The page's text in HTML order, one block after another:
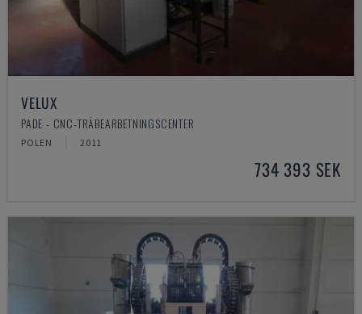
VELUX
PADE - CNC-TRÄBEARBETNINGSCENTER
POLEN 2011
734 393 SEK